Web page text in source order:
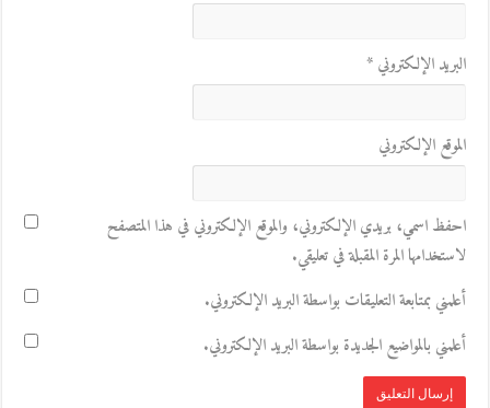
البريد الإلكتروني*
الموقع الإلكتروني
احفظ اسمي، بريدي الإلكتروني، والموقع الإلكتروني في هذا المتصفح
لاستخدامها المرة المقبلة في تعليقي.
أعلمني بمتابعة التعليقات بواسطة البريد الإلكتروني.
أعلمني بالمواضيع الجديدة بواسطة البريد الإلكتروني.